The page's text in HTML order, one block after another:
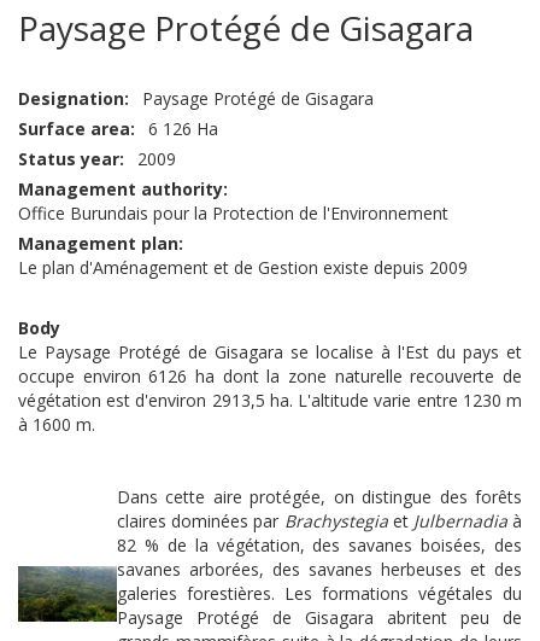
Paysage Protégé de Gisagara
Designation
Paysage Protégé de Gisagara
Surface area
6 126 Ha
Status year
2009
Management authority
Office Burundais pour la Protection de l'Environnement
Management plan
Le plan d'Aménagement et de Gestion existe depuis 2009
Body
Le Paysage Protégé de Gisagara se localise à l'Est du pays et
occupe environ 6126 ha dont la zone naturelle recouverte de
végétation est d'environ 2913,5 ha. L'altitude varie entre 1230 m
à 1600 m.
Dans cette aire protégée, on distingue des forêts
claires dominées par Brachystegiaet Julbernadiaà
82 % de la végétation, des savanes boisées, des
savanes arborées, des savanes herbeuses et des
galeries forestières. Les formations végétales du
Paysage Protégé de Gisagara abritent peu de